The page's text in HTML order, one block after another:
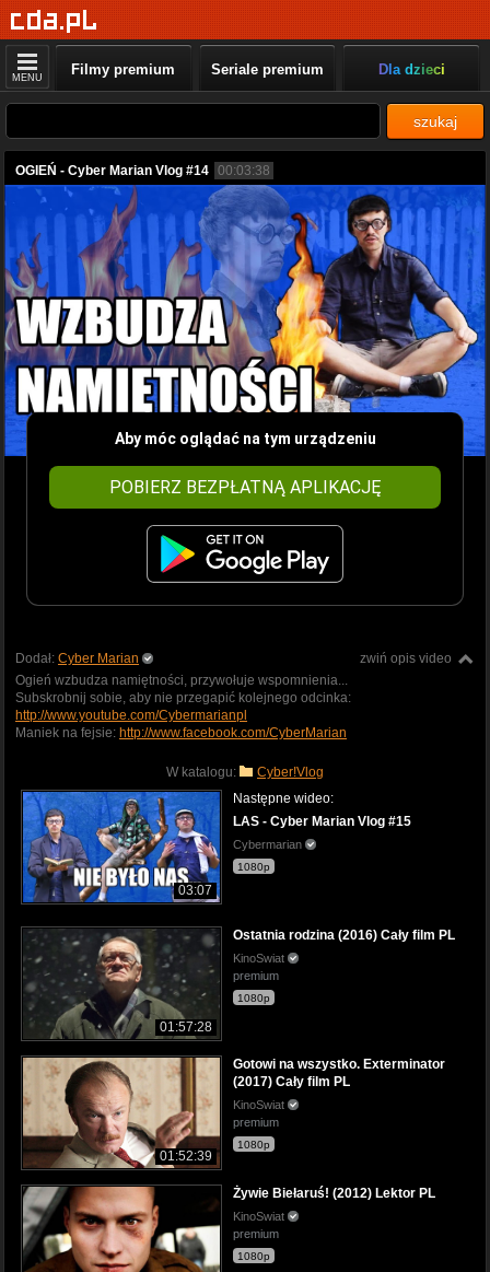
MENU Filmy premium Seriale premium Dla dzieci
szukaj
OGIEŃ - Cyber Marian Vlog #14 00:03:38
Aby móc oglądać na tym urządzeniu
POBIERZ BEZPŁATNĄ APLIKACJĘ
zwiń opis video
Dodał: Cyber Marian
Ogień wzbudza namiętności, przywołuje wspomnienia...
Subskrobnij sobie, aby nie przegapić kolejnego odcinka:
http://www.youtube.com/Cybermarianpl
Maniek na fejsie: http://www.facebook.com/CyberMarian
W katalogu: Cyber!Vlog
03:07
Następne wideo:
LAS - Cyber Marian Vlog #15
Cybermarian
1080p
01:57:28
Ostatnia rodzina (2016) Cały film PL
KinoSwiat
premium
1080p
01:52:39
Gotowi na wszystko. Exterminator
(2017) Cały film PL
KinoSwiat
premium
1080p
Żywie Biełaruś! (2012) Lektor PL
KinoSwiat
premium
1080p